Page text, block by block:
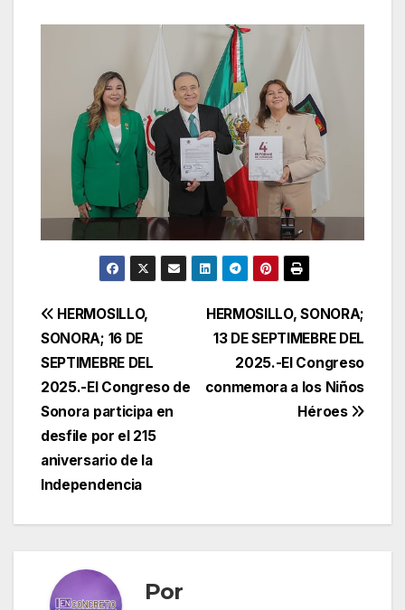
Navegación
de
entradas
HERMOSILLO, SONORA;
13 DE SEPTIMEBRE DEL
2025.-El Congreso
conmemora a los Niños
Héroes
HERMOSILLO,
SONORA; 16 DE
SEPTIMEBRE DEL
2025.-El Congreso de
Sonora participa en
desfile por el 215
aniversario de la
Independencia
Por